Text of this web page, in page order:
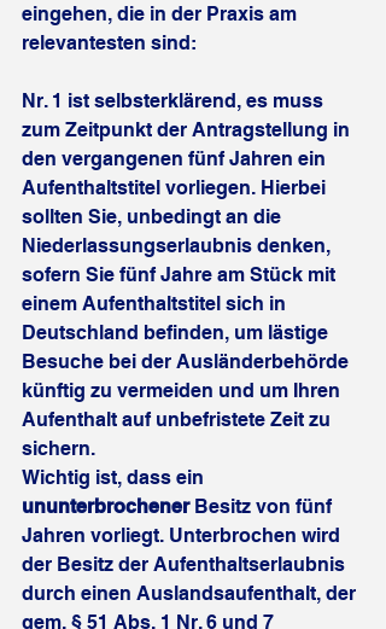
eingehen, die in der Praxis am
relevantesten sind:
Nr. 1 ist selbsterklärend, es muss
zum Zeitpunkt der Antragstellung in
den vergangenen fünf Jahren ein
Aufenthaltstitel vorliegen. Hierbei
sollten Sie, unbedingt an die
Niederlassungserlaubnis denken,
sofern Sie fünf Jahre am Stück mit
einem Aufenthaltstitel sich in
Deutschland befinden, um lästige
Besuche bei der Ausländerbehörde
künftig zu vermeiden und um Ihren
Aufenthalt auf unbefristete Zeit zu
sichern.
Wichtig ist, dass ein
ununterbrochener Besitz von fünf
Jahren vorliegt. Unterbrochen wird
der Besitz der Aufenthaltserlaubnis
durch einen Auslandsaufenthalt, der
gem. § 51 Abs. 1 Nr. 6 und 7